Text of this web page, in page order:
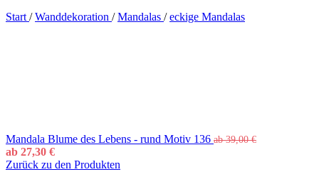
Start / Wanddekoration / Mandalas / eckige Mandalas
Mandala Blume des Lebens - rund Motiv 136 ab39,00€
ab 27,30 €
Zurück zu den Produkten